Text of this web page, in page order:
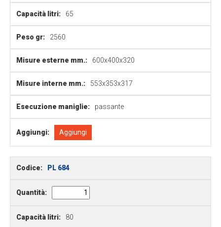
Capacità litri: 65
Peso gr: 2560
Misure esterne mm.: 600x400x320
Misure interne mm.: 553x353x317
Esecuzione maniglie: passante
Aggiungi: Aggiungi
Codice: PL 684
Quantità:
Capacità litri: 80